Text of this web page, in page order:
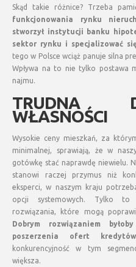
Skąd takie różnice? Trzeba
funkcjonowania rynku
stworzył instytucji banku
sektor rynku i specjalizować
tego w Polsce wciąż panuje silna
Wpływa na to nie tylko postawa
najmu.
TRUDNA
WŁASNOŚCI
Wysokie ceny mieszkań, za
minimalnej, sprawiają, że w
gotówkę stać naprawdę niewielu.
stanowi raczej przymus niż
eksperci, w naszym kraju
opcji systemowych. Tylko to
rozwiązania, które mogą
Dobrym rozwiązaniem
poszerzenia ofert
konkurencyjność w tym
większa.